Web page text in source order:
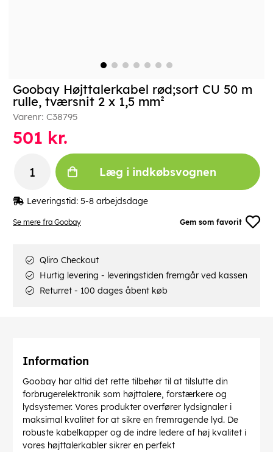
Se mere fra Goobay Gem som favorit
Goobay Højttalerkabel rød;sort CU 50 m
rulle, tværsnit 2 x 1,5 mm²
Varenr: C38795
501 kr.
Læg i indkøbsvognen
Leveringstid: 5-8 arbejdsdage
Qliro Checkout
Hurtig levering - leveringstiden fremgår ved kassen
Returret - 100 dages åbent køb
Information
Goobay har altid det rette tilbehør til at tilslutte din
forbrugerelektronik som højttalere, forstærkere og
lydsystemer. Vores produkter overfører lydsignaler i
maksimal kvalitet for at sikre en fremragende lyd. De
robuste kabelkapper og de indre ledere af høj kvalitet i
vores højttalerkabler sikrer en perfekt